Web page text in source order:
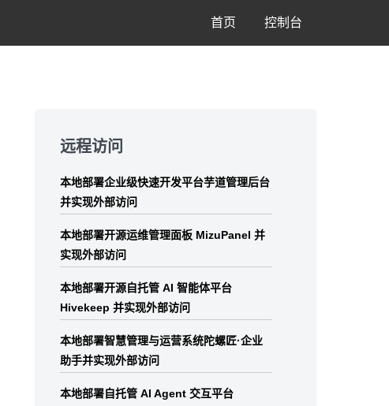
首页 控制台
footer
远程访问
本地部署企业级快速开发平台芋道管理后台
并实现外部访问
本地部署开源运维管理面板 MizuPanel 并
实现外部访问
本地部署开源自托管 AI 智能体平台
Hivekeep 并实现外部访问
本地部署智慧管理与运营系统陀螺匠·企业
助手并实现外部访问
本地部署自托管 AI Agent 交互平台